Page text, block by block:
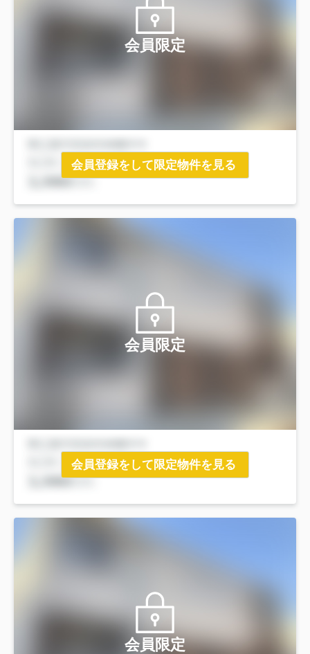
会員限定
会員登録をして限定物件を見る
会員限定
会員登録をして限定物件を見る
会員限定